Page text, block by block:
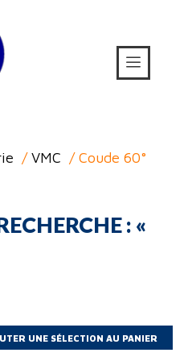
/VMC / Coude 60°
: «